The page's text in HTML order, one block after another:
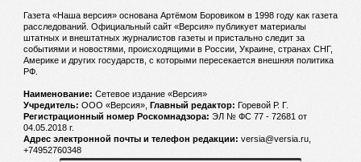
Газета «Наша версия» основана Артёмом Боровиком в 1998 году как газета
расследований. Официальный сайт «Версия» публикует материалы
штатных и внештатных журналистов газеты и пристально следит за
событиями и новостями, происходящими в России, Украине, странах СНГ,
Америке и других государств, с которыми пересекается внешняя политика
РФ.
Наименование: Cетевое издание «Версия»
Учредитель: ООО «Версия», Главный редактор: Горевой Р. Г.
Регистрационный номер Роскомнадзора: ЭЛ № ФС 77 - 72681 от
04.05.2018 г.
Адрес электронной почты и телефон редакции: versia@versia.ru,
+74952760348